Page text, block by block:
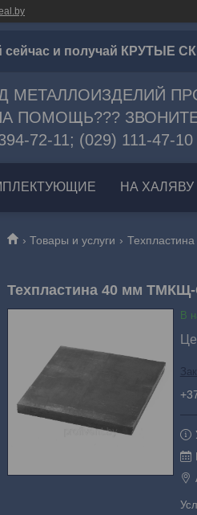
сейчас и получай КРУТЫЕ
МЕТАЛЛОИЗДЕЛИЙ
ПОМОЩЬ???
72-11; (029) 111-47-10
НА ХАЛЯВУ
Товары и услуги
Техпластина 40 мм
В